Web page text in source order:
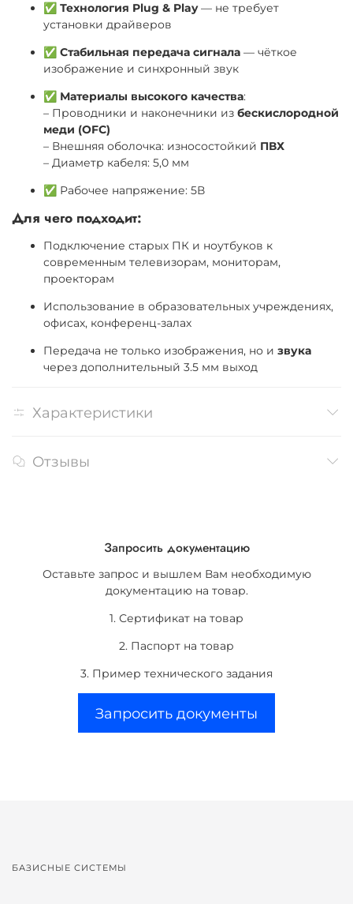
✅ Технология Plug & Play— не требует
установки драйверов
✅ Стабильная передача сигнала — чёткое
изображение и синхронный звук
✅ Материалы высокого качества:
– Проводники и наконечники из бескислородной
меди (OFC)
– Внешняя оболочка: износостойкий ПВХ
– Диаметр кабеля: 5,0 мм
✅ Рабочее напряжение: 5В
Для чего подходит:
Подключение старых ПК и ноутбуков к
современным телевизорам, мониторам,
проекторам
Использование в образовательных учреждениях,
офисах, конференц-залах
Передача не только изображения, но и звука
через дополнительный 3.5 мм выход
Характеристики
Отзывы
Запросить документацию
Оставьте запрос и вышлем Вам необходимую
документацию на товар.
1. Сертификат на товар
2. Паспорт на товар
3. Пример технического задания
Запросить документы
БАЗИСНЫЕ СИСТЕМЫ